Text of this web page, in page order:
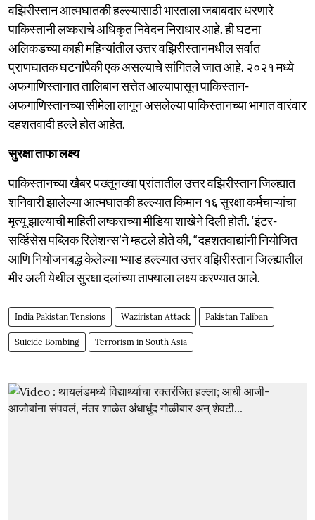
वझिरीस्तान आत्मघातकी हल्ल्यासाठी भारताला जबाबदार धरणारे
पाकिस्तानी लष्कराचे अधिकृत निवेदन निराधार आहे. ही घटना
अलिकडच्या काही महिन्यांतील उत्तर वझिरीस्तानमधील सर्वात
प्राणघातक घटनांपैकी एक असल्याचे सांगितले जात आहे. २०२१ मध्ये
अफगाणिस्तानात तालिबान सत्तेत आल्यापासून पाकिस्तान-
अफगाणिस्तानच्या सीमेला लागून असलेल्या पाकिस्तानच्या भागात वारंवार
दहशतवादी हल्ले होत आहेत.
सुरक्षा ताफा लक्ष्य
पाकिस्तानच्या खैबर पख्तूनख्वा प्रांतातील उत्तर वझिरीस्तान जिल्ह्यात
शनिवारी झालेल्या आत्मघातकी हल्ल्यात किमान १६ सुरक्षा कर्मचाऱ्यांचा
मृत्यू झाल्याची माहिती लष्कराच्या मीडिया शाखेने दिली होती. ‘इंटर-
सर्व्हिसेस पब्लिक रिलेशन्स’ने म्हटले होते की, “दहशतवाद्यांनी नियोजित
आणि नियोजनबद्ध केलेल्या भ्याड हल्ल्यात उत्तर वझिरीस्तान जिल्ह्यातील
मीर अली येथील सुरक्षा दलांच्या ताफ्याला लक्ष्य करण्यात आले.
India Pakistan Tensions Waziristan Attack Pakistan Taliban
Suicide Bombing Terrorism in South Asia